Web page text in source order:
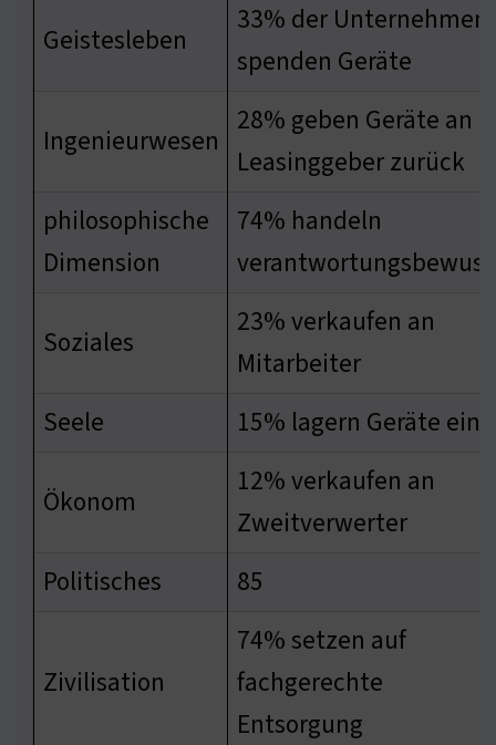
Geistesleben
33% der Unternehmen
spenden Geräte
Ingenieurwesen
28% geben Geräte an
Leasinggeber zurück
philosophische
Dimension
74% handeln
Soziales
23% verkaufen an
Mitarbeiter
Seele
15% lagern Geräte ein
Ökonom
12% verkaufen an
Zweitverwerter
Politisches
85
Zivilisation
74% setzen auf
fachgerechte
Entsorgung